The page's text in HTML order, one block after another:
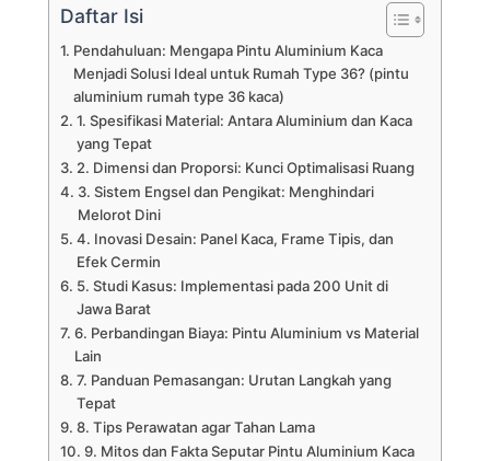
Daftar Isi
Pendahuluan: Mengapa Pintu Aluminium Kaca
Menjadi Solusi Ideal untuk Rumah Type 36? (pintu
aluminium rumah type 36 kaca)
1. Spesifikasi Material: Antara Aluminium dan Kaca
yang Tepat
2. Dimensi dan Proporsi: Kunci Optimalisasi Ruang
3. Sistem Engsel dan Pengikat: Menghindari
Melorot Dini
4. Inovasi Desain: Panel Kaca, Frame Tipis, dan
Efek Cermin
5. Studi Kasus: Implementasi pada 200 Unit di
Jawa Barat
6. Perbandingan Biaya: Pintu Aluminium vs Material
Lain
7. Panduan Pemasangan: Urutan Langkah yang
Tepat
8. Tips Perawatan agar Tahan Lama
9. Mitos dan Fakta Seputar Pintu Aluminium Kaca